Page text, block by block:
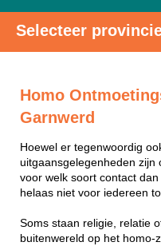
Selecteer
Homo
Garnwerd
Hoewel er tegenwoordig
uitgaansgelegenheden zijn
voor welk soort contact
helaas niet voor iedereen
Soms staan religie, relatie
buitenwereld op het homo-